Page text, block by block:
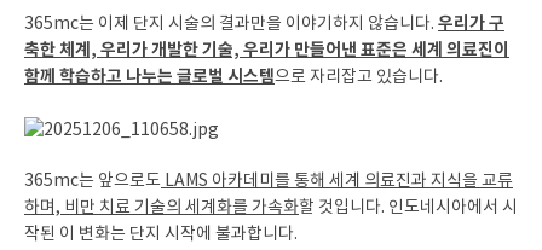
365mc는 이제 단지 시술의 결과만을 이야기하지 않습니다. 우리가 구
축한 체계, 우리가 개발한 기술, 우리가 만들어낸 표준은 세계 의료진이
함께 학습하고 나누는 글로벌 시스템으로 자리잡고 있습니다.
365mc는 앞으로도 LAMS 아카데미를 통해 세계 의료진과 지식을 교류
하며, 비만 치료 기술의 세계화를 가속화할 것입니다. 인도네시아에서 시
작된 이 변화는 단지 시작에 불과합니다.